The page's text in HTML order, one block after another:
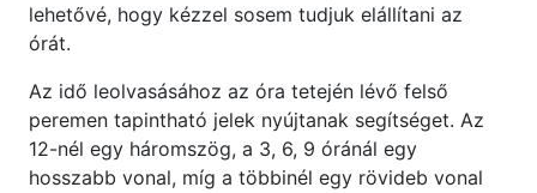
lehetővé, hogy kézzel sosem tudjuk elállítani az
órát.
Az idő leolvasásához az óra tetején lévő felső
peremen tapintható jelek nyújtanak segítséget. Az
12-nél egy háromszög, a 3, 6, 9 óránál egy
hosszabb vonal, míg a többinél egy rövideb vonal